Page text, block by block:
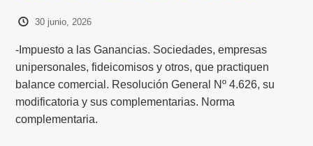
30 junio, 2026
-Impuesto a las Ganancias. Sociedades, empresas
unipersonales, fideicomisos y otros, que practiquen
balance comercial. Resolución General Nº 4.626, su
modificatoria y sus complementarias. Norma
complementaria.